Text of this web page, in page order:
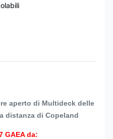
aperto di Multideck delle
distanza di Copeland
GAEA da: